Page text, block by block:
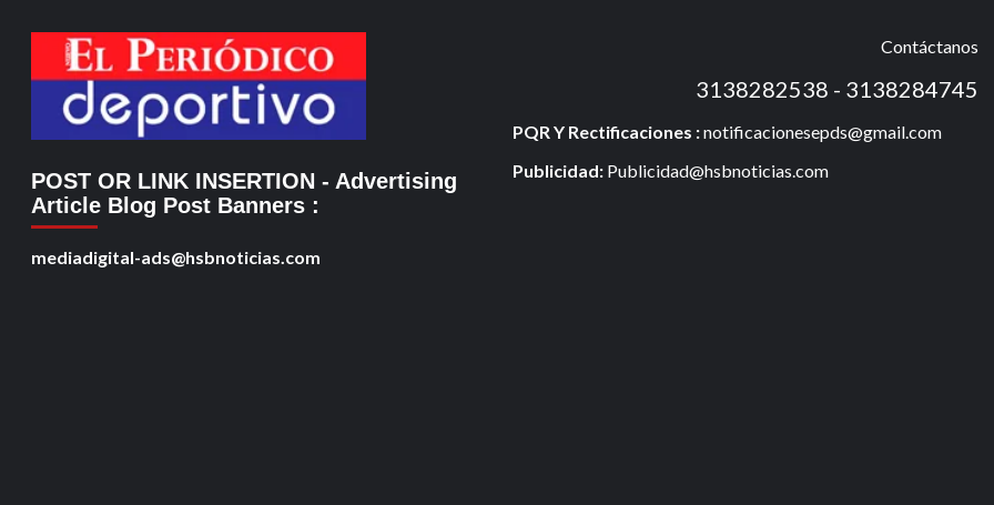
POST OR LINK INSERTION - Advertising
Article Blog Post Banners :
mediadigital-ads@hsbnoticias.com
Contáctanos
3138282538 - 3138284745
PQR Y Rectificaciones :notificacionesepds@gmail.com
Publicidad: Publicidad@hsbnoticias.com